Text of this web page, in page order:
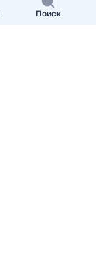
Поиск